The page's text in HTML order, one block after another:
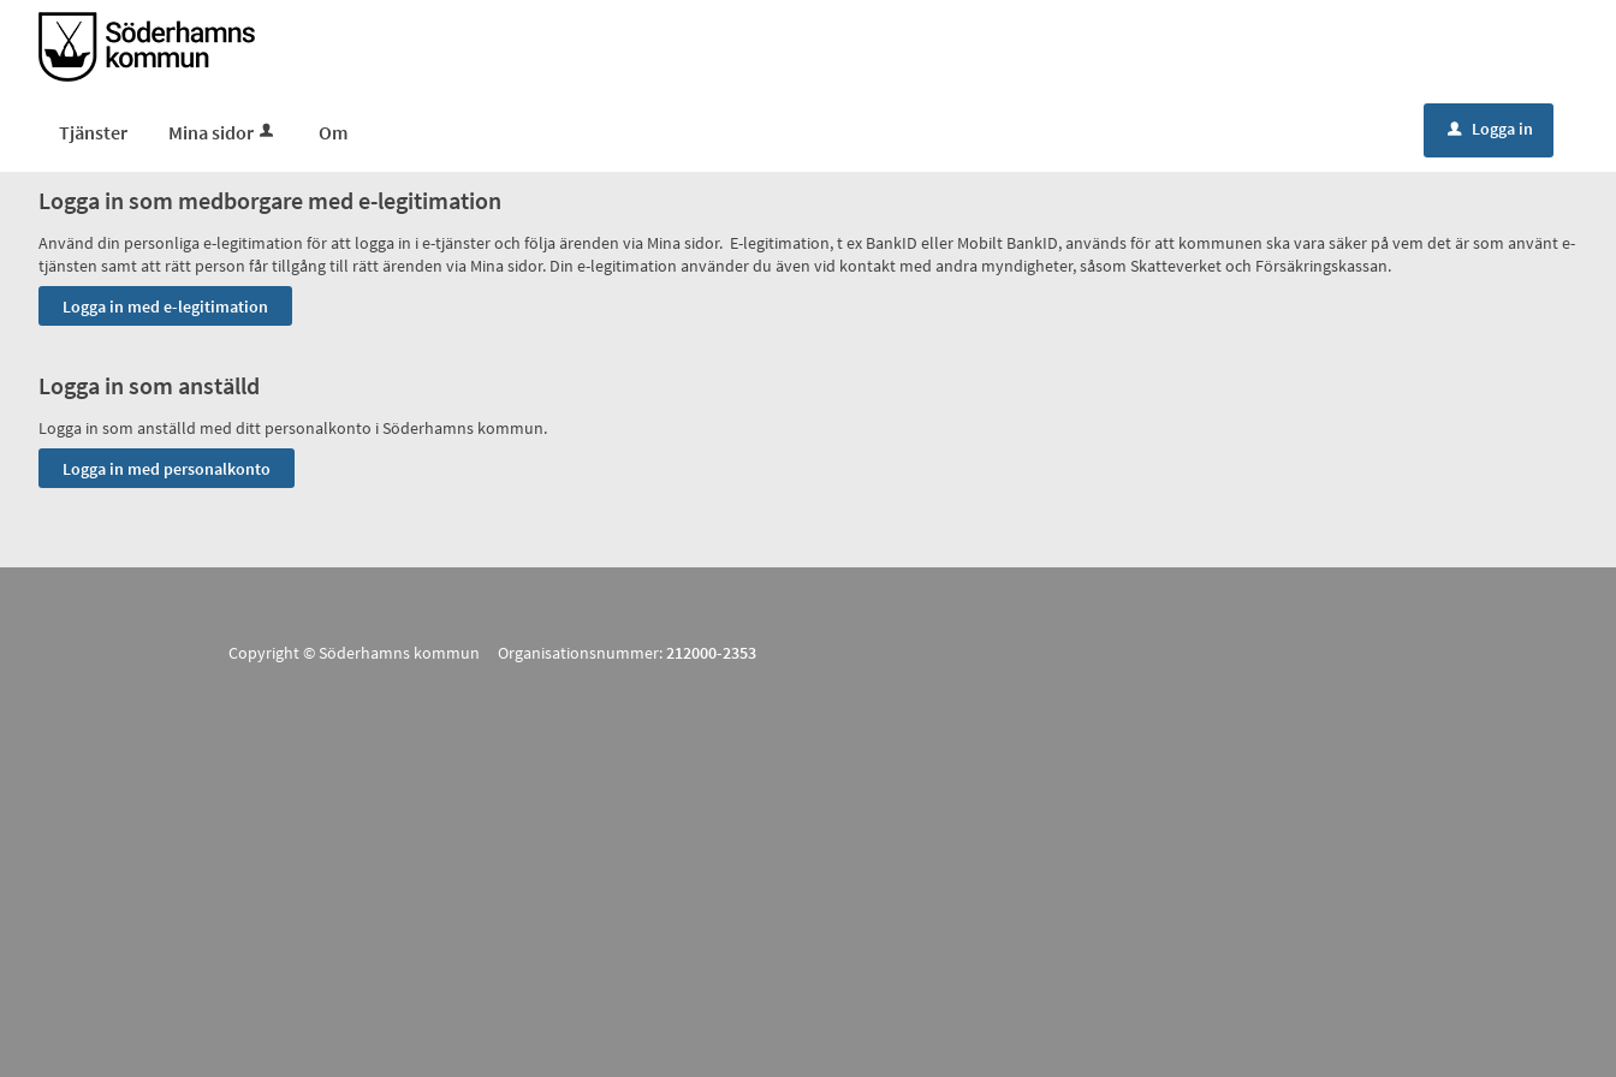
Tjänster Mina sidor Om u Logga in
Logga in som medborgare med e-legitimation
Använd din personliga e-legitimation för att logga in i e-tjänster och följa ärenden via Mina sidor. E-legitimation, t ex BankID eller Mobilt BankID, används för att kommunen ska vara säker på vem det är som använt e-
tjänsten samt att rätt person får tillgång till rätt ärenden via Mina sidor. Din e-legitimation använder du även vid kontakt med andra myndigheter, såsom Skatteverket och Försäkringskassan.
Logga in som anställd
Logga in som anställd med ditt personalkonto i Söderhamns kommun.
Copyright © Söderhamns kommun Organisationsnummer:212000-2353